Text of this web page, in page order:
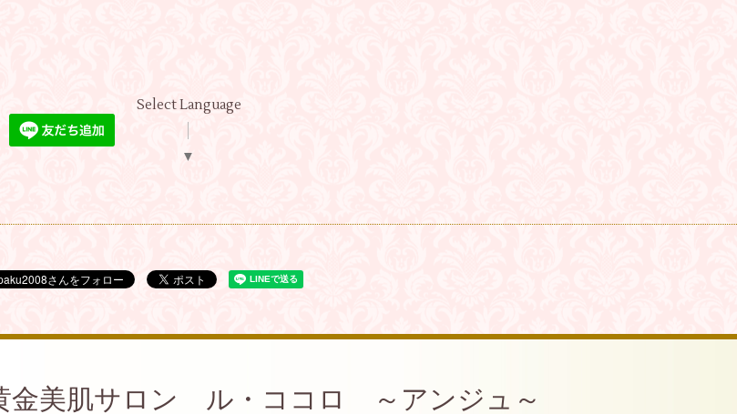
Select Language
▼
美肌サロン ル・ココロ ～アンジュ～